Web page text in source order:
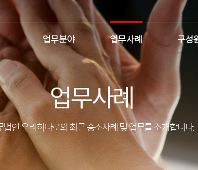
업무분야 업무사례 구성
업무사례
법인 우리하나로의 최근 승소사례 및 업무를 소개합니다.